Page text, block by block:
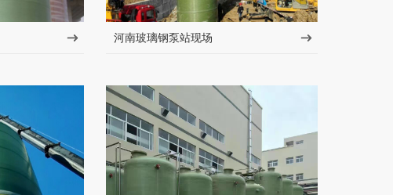
河南玻璃钢泵站现场